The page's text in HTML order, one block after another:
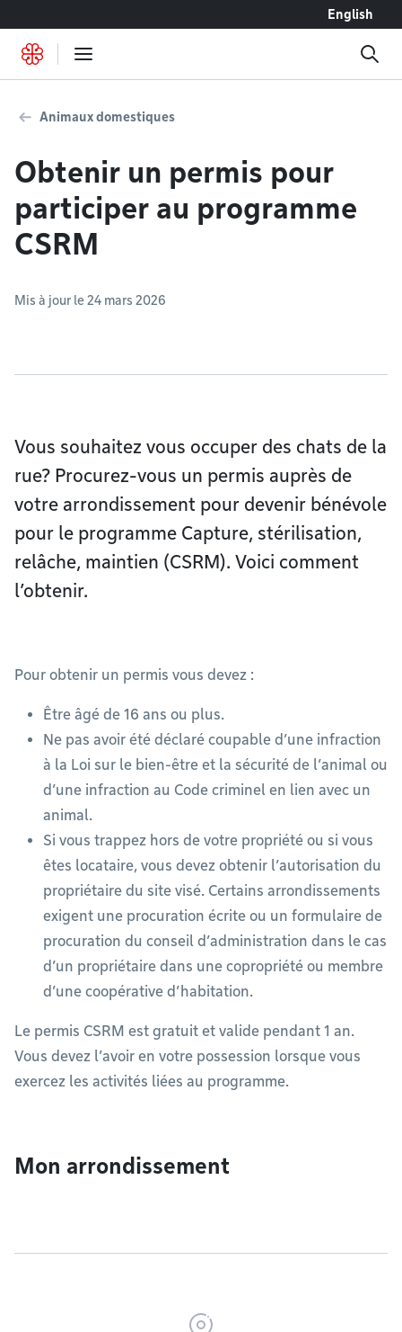
English
Animaux domestiques
Obtenir un permis pour
participer au programme
CSRM
Mis à jour le 24 mars 2026
Vous souhaitez vous occuper des chats de la
rue? Procurez-vous un permis auprès de
votre arrondissement pour devenir bénévole
pour le programme Capture, stérilisation,
relâche, maintien (CSRM). Voici comment
l’obtenir.
Pour obtenir un permis vous devez :
Être âgé de 16 ans ou plus.
Ne pas avoir été déclaré coupable d’une infraction
à la Loi sur le bien-être et la sécurité de l’animal ou
d’une infraction au Code criminel en lien avec un
animal.
Si vous trappez hors de votre propriété ou si vous
êtes locataire, vous devez obtenir l’autorisation du
propriétaire du site visé. Certains arrondissements
exigent une procuration écrite ou un formulaire de
procuration du conseil d’administration dans le cas
d’un propriétaire dans une copropriété ou membre
d’une coopérative d’habitation.
Le permis CSRM est gratuit et valide pendant 1 an.
Vous devez l’avoir en votre possession lorsque vous
exercez les activités liées au programme.
Mon arrondissement